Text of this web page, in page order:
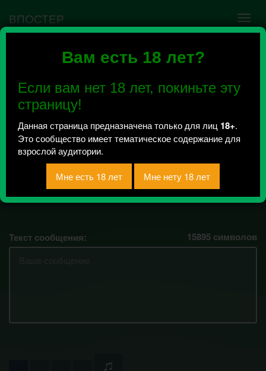
Вам есть 18 лет?
Если вам нет 18 лет, покиньте эту
страницу!
Данная страница предназначена только для лиц 18+.
Это сообщество имеет тематическое содержание для
взрослой аудитории.
ВПОСТЕР
Ошибка VK API #5
сообщества нужно авторизоваться на сервисе
повторно.
Филиал РГСУ г.Минск
"Социология" 2018
Всего 0, за сегодня 0 сообщений
отправлено / Рейтинг 0
Текст сообщения: 15895 символов